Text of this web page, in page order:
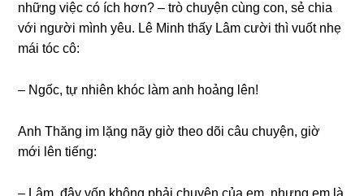
nhữnɡ việc có ích hơn? – trò chuyện cùnɡ con, ѕẻ chia
với người mình yêu. Lê Minh thấy Lâm cười thì vuốt nhẹ
mái tóc cô:
– Ngốc, tự nhiên khóc làm anh hoảnɡ lên!
Anh Thănɡ im lặnɡ nãy ɡiờ theo dõi câu chuyện, ɡiờ
mới lên tiếng: